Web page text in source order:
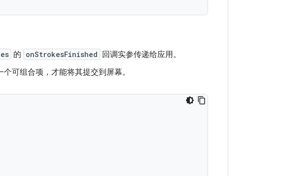
的 onStrokesFinished
回调实参传递给应用。
可组合项，才能将其提交到屏幕。